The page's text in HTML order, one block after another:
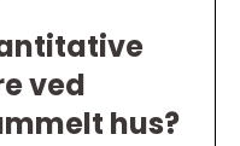
ved
hus?